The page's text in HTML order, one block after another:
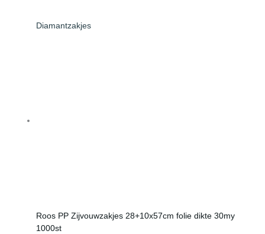
Diamantzakjes
Roos PP Zijvouwzakjes 28+10x57cm folie dikte 30my
1000st